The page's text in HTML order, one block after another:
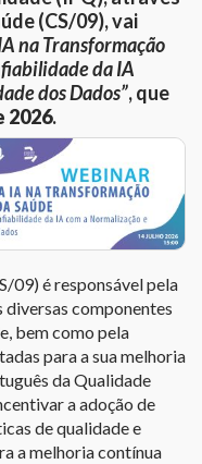
(CS/09), vai
na Transformação
da IA
dos Dados”, que
2026.
09) é responsável pela
diversas componentes
bem como pela
para a sua melhoria
da Qualidade
a adoção de
de qualidade e
a melhoria contínua